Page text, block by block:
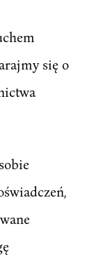
się o